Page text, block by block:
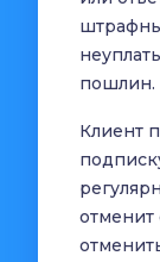
пошлин.
Клиент